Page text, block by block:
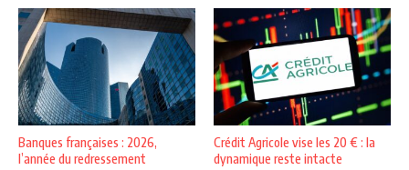
Banques françaises : 2026,
l’année du redressement
Crédit Agricole vise les 20 € : la
dynamique reste intacte